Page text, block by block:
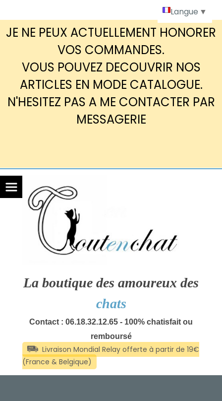
JE NE PEUX ACTUELLEMENT HONORER
VOS COMMANDES.
VOUS POUVEZ DECOUVRIR NOS
ARTICLES EN MODE CATALOGUE.
N'HESITEZ PAS A ME CONTACTER PAR
MESSAGERIE
La boutique des amoureux des
chats
Contact : 06.18.32.12.65 - 100% chatisfait ou
remboursé
Langue ▼